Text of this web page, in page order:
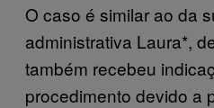
O caso é similar ao da
administrativa Laura*,
também recebeu
procedimento devido a